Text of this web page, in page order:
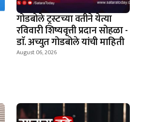
गोडबोले ट्रस्टच्या वतीने येत्या
रविवारी शिष्यवृत्ती प्रदान सोहळा -
डाॅ. अच्युत गोडबोले यांची माहिती
August 06, 2026